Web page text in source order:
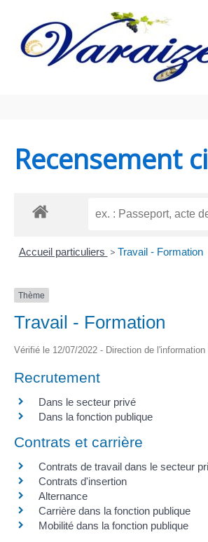
Recensement
Accueil particuliers > Travail - Formation
Thème
Travail - Formation
Vérifié le 12/07/2022 - Direction de
Recrutement
Dans le secteur privé
Dans la fonction publique
Contrats et carrière
Contrats de travail dans le secteur
Contrats d'insertion
Alternance
Carrière dans la fonction publique
Mobilité dans la fonction publique